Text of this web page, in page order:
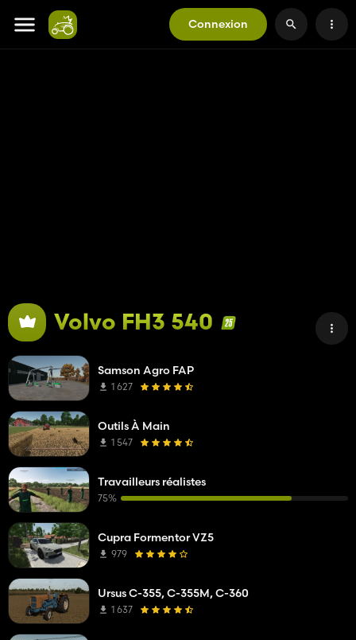
Connexion
Volvo FH3 540
Samson Agro FAP
1 627
Outils À Main
1 547
Travailleurs réalistes
75%
Cupra Formentor VZ5
979
Ursus C-355, C-355M, C-360
1 637